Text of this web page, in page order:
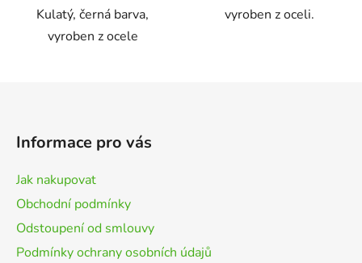
Kulatý, černá barva,
vyroben z ocele
vyroben z oceli.
Informace pro vás
Jak nakupovat
Obchodní podmínky
Odstoupení od smlouvy
Podmínky ochrany osobních údajů